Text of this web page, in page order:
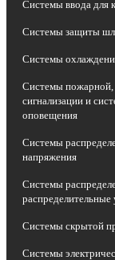
Системы ввода для
Системы защиты
Системы
Системы пожарной,
сигнализации и
оповещения
Системы
напряжения
Системы
распределительные
Системы скрытой
Системы
Главная
Каталог
•
Арматура
Гильза
•
Гильза